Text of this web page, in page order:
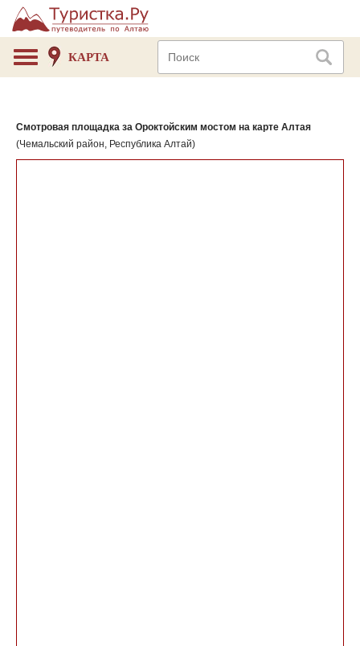
КАРТА
Смотровая площадка за Ороктойским мостом на карте Алтая
(Чемальский район, Республика Алтай)